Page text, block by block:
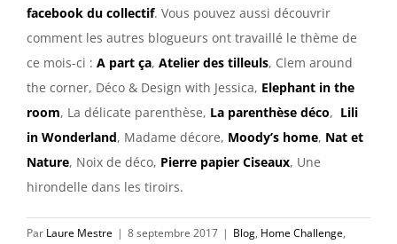
facebook du collectif. Vous pouvez aussi découvrir
comment les autres blogueurs ont travaillé le thème de
ce mois-ci : A part ça, Atelier des tilleuls, Clem around
the corner, Déco & Design with Jessica, Elephant in the
room, La délicate parenthèse, La parenthèse déco, Lili
in Wonderland, Madame décore, Moody’s home, Nat et
Nature, Noix de déco, Pierre papier Ciseaux, Une
hirondelle dans les tiroirs.
Par Laure Mestre | 8 septembre 2017 | Blog, Home Challenge,